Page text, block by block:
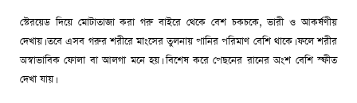
স্টেরয়েড দিয়ে মোটাতাজা করা গরু বাইরে থেকে বেশ চকচকে, ভারী ও আকর্ষণীয়
দেখায়। তবে এসব গরুর শরীরে মাংসের তুলনায় পানির পরিমাণ বেশি থাকে। ফলে শরীর
অস্বাভাবিক ফোলা বা আলগা মনে হয়। বিশেষ করে পেছনের রানের অংশ বেশি স্ফীত
দেখা যায়।